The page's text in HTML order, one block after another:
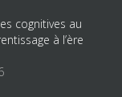
cognitives au
à l’ère